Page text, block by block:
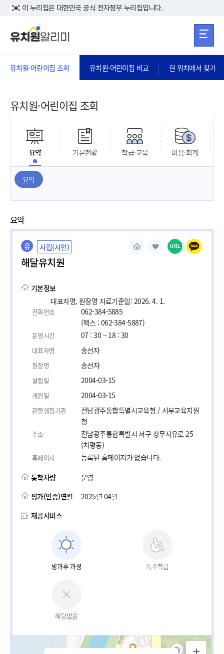
본문 바로가기
이 누리집은 대한민국 공식 전자정부 누리집입니다.
유치원·어린이집 조회 유치원·어린이집 비교 현 위치에서 찾기
유치원·어린이집 조회
요약 기본현황 학급·교육 비용·회계
요약
요약
유 사립(사인)
해달유치원
URL
기본정보
대표자명, 원장명 자료기준일: 2026. 4. 1.
전화번호
062-384-5885
(팩스 : 062-384-5887)
운영시간 07 : 30 ~ 18 : 30
대표자명 송선자
원장명 송선자
설립일 2004-03-15
개원일 2004-03-15
관할행정기관
전남광주통합특별시교육청 / 서부교육지원
청
주소
전남광주통합특별시 서구 상무자유로 25
(치평동)
홈페이지
등록된 홈페이지가 없습니다.
통학차량
운영
평가(인증)연월
2025년 04월
제공서비스
방과후 과정 특수학급
해당없음